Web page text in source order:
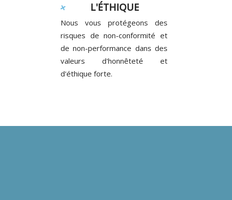
L'ÉTHIQUE
Nous vous protégeons des
risques de non-conformité et
de non-performance dans des
valeurs d'honnêteté et
d'éthique forte.